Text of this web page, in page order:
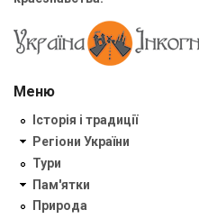
Меню
Історія і традиції
Регіони України
Тури
Пам'ятки
Природа